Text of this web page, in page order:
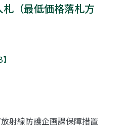
（最低価格落札方
射線防護企画課保障措置